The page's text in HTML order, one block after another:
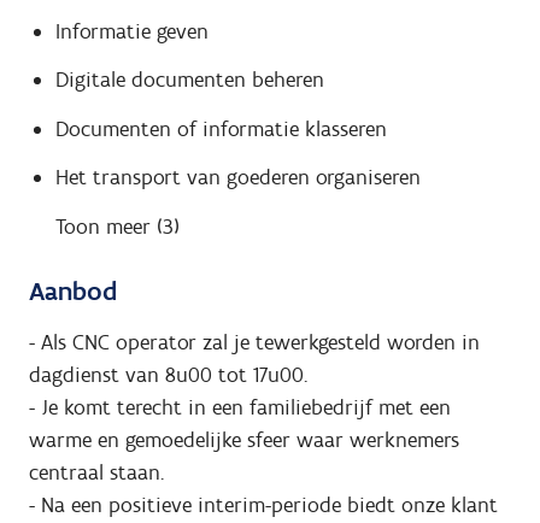
Informatie geven
Digitale documenten beheren
Documenten of informatie klasseren
Het transport van goederen organiseren
Toon meer (3)
Aanbod
- Als CNC operator zal je tewerkgesteld worden in
dagdienst van 8u00 tot 17u00.
- Je komt terecht in een familiebedrijf met een
warme en gemoedelijke sfeer waar werknemers
centraal staan.
- Na een positieve interim-periode biedt onze klant